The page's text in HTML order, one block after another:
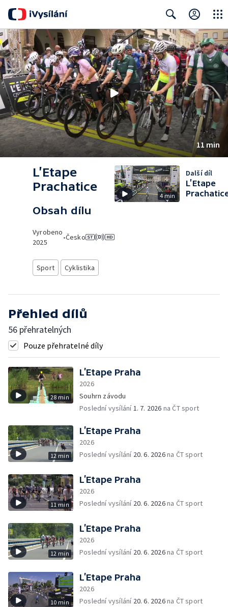
Search Close
11 min
L’Etape
Prachatice
Obsah dílu
Vyrobeno
2025
•Česko
Sport Cyklistika
4 min
Další díl
L’Etape
Přehled dílů
56 přehratelných
Pouze přehratelné díly
28 min
L’Etape Praha
2026
Souhrn závodu
Poslední vysílání1. 7. 2026 na ČT sport
12 min
L’Etape Praha
2026
Poslední vysílání 20. 6. 2026na ČT sport
11 min
L’Etape Praha
2026
Poslední vysílání 20. 6. 2026na ČT sport
12 min
L’Etape Praha
2026
Poslední vysílání 20. 6. 2026na ČT sport
10 min
L’Etape Praha
2026
Poslední vysílání 20. 6. 2026na ČT sport